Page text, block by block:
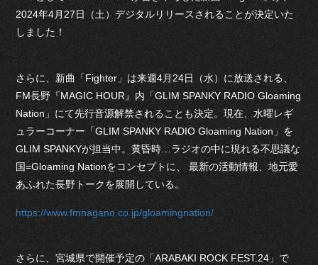
2024年4月27日（土）デジタルリリースされることが決定いた
しました！
さらに、新曲「Fighter」は来週4月24日（水）に放送される、
FM長野『MAGIC HOUR』内「GLIM SPANKY RADIO Gloaming
Nation」にて先行音源解禁されることも決定。現在、水曜レギ
ュラーコーナー「GLIM SPANKY RADIO Gloaming Nation」を
GLIM SPANKYが担当中。黄昏時…ラジオの中に現れる不思議な
国=Gloaming Nationをコンセプトに、 最新の活動情報、地元愛
あふれた長野トークを展開している。
https://www.fmnagano.co.jp/gloamingnation/
さらに、宮城県で開催予定の「ARABAKI ROCK FEST.24」で